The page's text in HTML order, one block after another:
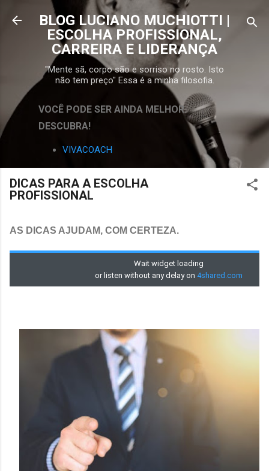
Pular para o conteúdo principal
BLOG LUCIANO MUCHIOTTI |
ESCOLHA PROFISSIONAL,
CARREIRA E LIDERANÇA
"Mente sã, corpo são e sorriso no rosto. Isto
não tem preço" Essa é a minha filosofia.
VOCÊ PODE SER AINDA MELHOR.
DESCUBRA!
VIVACOACH
DICAS PARA A ESCOLHA
PROFISSIONAL
AS DICAS AJUDAM, COM CERTEZA.